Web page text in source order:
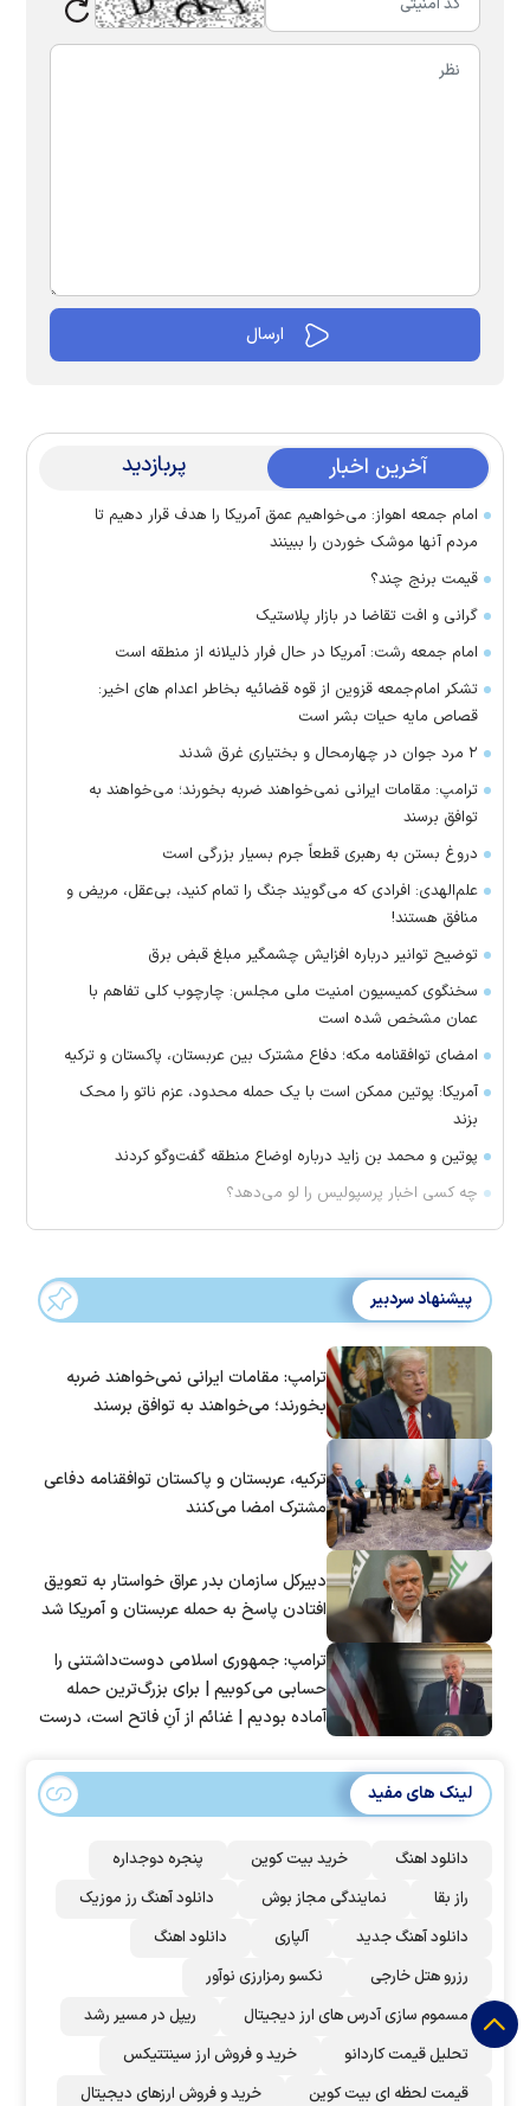
آخرین اخبار پربازدید
امام جمعه اهواز: می‌خواهیم عمق آمریکا را هدف قرار دهیم تا
مردم آنها موشک خوردن را ببینند
قیمت برنج چند؟
گرانی و افت تقاضا در بازار پلاستیک
امام جمعه رشت: آمریکا در حال فرار ذلیلانه از منطقه است
تشکر امام‌جمعه قزوین از قوه قضائیه بخاطر اعدام های اخیر:
قصاص مایه حیات بشر است
۲ مرد جوان در چهارمحال و بختیاری غرق شدند
ترامپ: مقامات ایرانی نمی‌خواهند ضربه بخورند؛ می‌خواهند به
توافق برسند
دروغ بستن به رهبری قطعاً جرم بسیار بزرگی است
علم‌الهدی: افرادی که می‌گویند جنگ را تمام کنید، بی‌عقل، مریض و
منافق هستند!
توضیح توانیر درباره افزایش چشمگیر مبلغ قبض برق
سخنگوی کمیسیون امنیت ملی مجلس: چارچوب کلی تفاهم با
عمان مشخص شده است
امضای توافقنامه مکه؛ دفاع مشترک بین عربستان، پاکستان و ترکیه
آمریکا: پوتین ممکن است با یک حمله محدود، عزم ناتو را محک
بزند
پوتین و محمد بن زاید درباره اوضاع منطقه گفت‌وگو کردند
چه کسی اخبار پرسپولیس را لو می‌دهد؟
پیشنهاد سردبیر
ترامپ: مقامات ایرانی نمی‌خواهند ضربه
بخورند؛ می‌خواهند به توافق برسند
ترکیه، عربستان و پاکستان توافقنامه دفاعی
مشترک امضا می‌کنند
دبیرکل سازمان بدر عراق خواستار به تعویق
افتادن پاسخ به حمله عربستان و آمریکا شد
ترامپ: جمهوری اسلامی دوست‌داشتنی را
حسابی می‌کوبیم | برای بزرگ‌ترین حمله
آماده بودیم | غنائم از آنِ فاتح است، درست
لینک های مفید
دانلود اهنگ خرید بیت کوین
پنجره دوجداره
راز بقا
نمایندگی مجاز بوش
دانلود آهنگ رز‌ موزیک
دانلود آهنگ جدید
آلپاری
دانلود اهنگ
رزرو هتل خارجی
نکسو رمزارزی نوآور
مسموم سازی آدرس های ارز دیجیتال
ریپل در مسیر رشد
تحلیل قیمت کاردانو
خرید و فروش ارز سینتتیکس
قیمت لحظه ای بیت کوین
خرید و فروش ارزهای دیجیتال